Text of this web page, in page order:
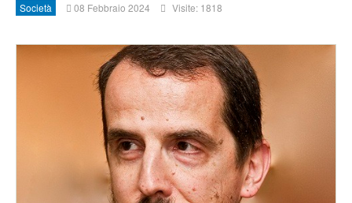
Società 08 Febbraio 2024 Visite: 1818